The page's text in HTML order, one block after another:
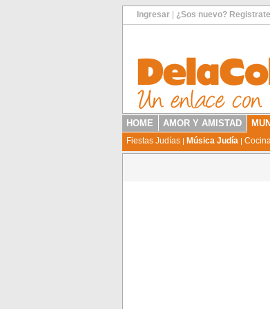
Ingresar ¿Sos nuevo? Registrate
HOME AMOR Y AMISTAD
Fiestas Judías | Música Judía |